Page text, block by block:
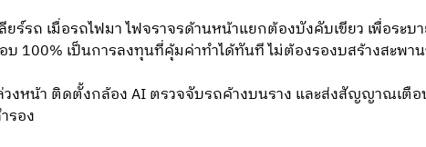
ยร์รถ เมื่อรถไฟมา ไฟจราจรด้านหน้าแยกต้องบังคับเขียว เพื่อระ
บ 100% เป็นการลงทุนที่คุ้มค่าทําได้ทันที ไม่ต้องรองบสร้างสะพา
งหน้า ติดตั้งกล้อง AI ตรวจจับรถค้างบนราง และส่งสัญญาณเตื
รอง